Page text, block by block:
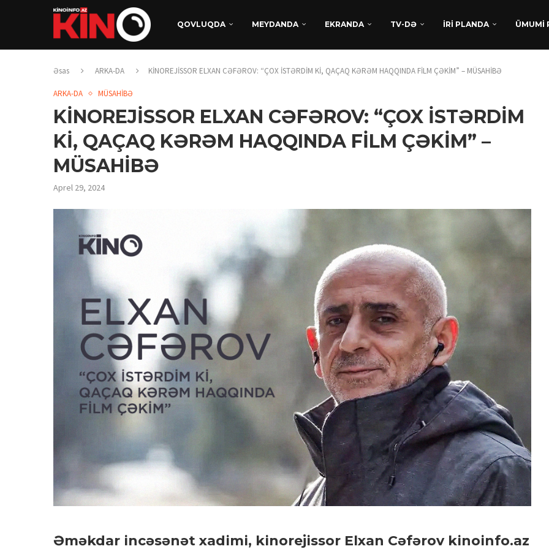
QOVLUQDA MEYDANDA EKRANDA TV-DƏ İRİ PLANDA ÜMUMİ
Əsas ARKA-DA KİNOREJİSSOR ELXAN CƏFƏROV: “ÇOX İSTƏRDİM Kİ, QAÇAQ KƏRƏM HAQQINDA FİLM ÇƏKİM” – MÜSAHİBƏ
ARKA-DA MÜSAHİBƏ
KİNOREJİSSOR ELXAN CƏFƏROV: “ÇOX İSTƏRDİM
Kİ, QAÇAQ KƏRƏM HAQQINDA FİLM ÇƏKİM” –
MÜSAHİBƏ
Aprel 29, 2024
Əməkdar incəsənət xadimi, kinorejissor Elxan Cəfərov kinoinfo.az
“XATIRLADIĞINI EŞİT” FİLM
LAYİHƏSİ...
Avqust 5, 2026
HUBERT BALS FUND QALİBİ
TÜRKAN HÜSEYN
“XATIRLADIĞINI EŞİT”...